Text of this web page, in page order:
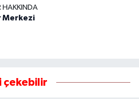
HAKKINDA
Merkezi
çekebilir